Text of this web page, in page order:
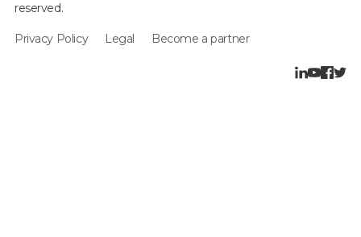
reserved.
Privacy Policy Legal Become a partner